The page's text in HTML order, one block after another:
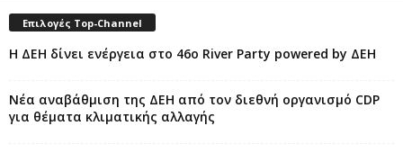
Επιλογές Top-Channel
Η ΔΕΗ δίνει ενέργεια στο 46ο River Party powered by ΔΕΗ
Νέα αναβάθμιση της ΔΕΗ από τον διεθνή οργανισμό CDP
για θέματα κλιματικής αλλαγής